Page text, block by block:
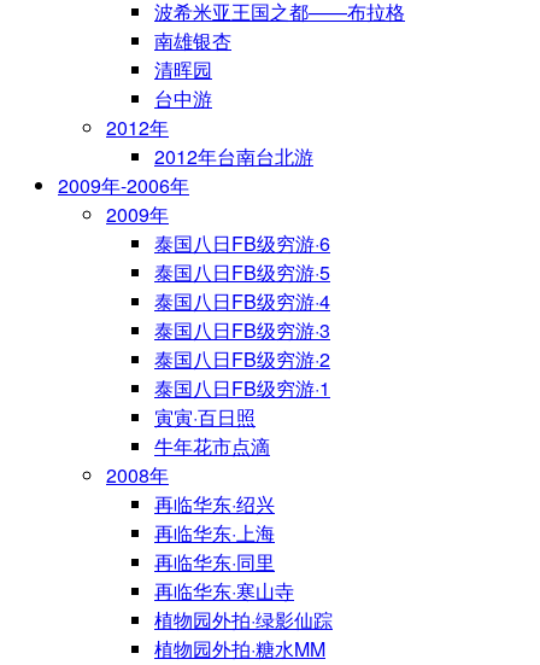
波希米亚王国之都——布拉格
南雄银杏
清晖园
台中游
2012年
2012年台南台北游
2009年-2006年
2009年
泰国八日FB级穷游·6
泰国八日FB级穷游·5
泰国八日FB级穷游·4
泰国八日FB级穷游·3
泰国八日FB级穷游·2
泰国八日FB级穷游·1
寅寅·百日照
牛年花市点滴
2008年
再临华东·绍兴
再临华东·上海
再临华东·同里
再临华东·寒山寺
植物园外拍·绿影仙踪
植物园外拍·糖水MM